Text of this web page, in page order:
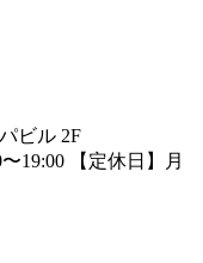
ビル 2F
19:00 【定休日】
月